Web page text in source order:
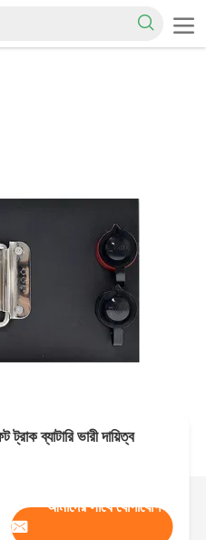
ব্যাটারি ভারী দায়িত্ব
আমাদের সাথে যোগাযোগ